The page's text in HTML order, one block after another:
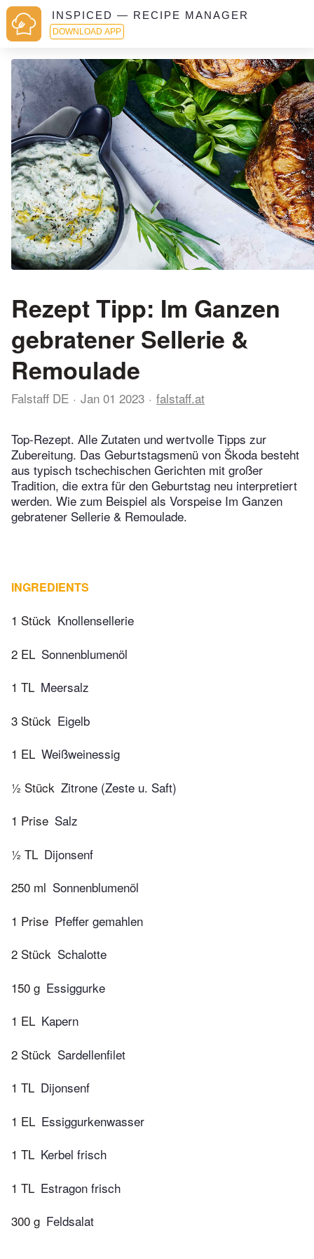
INSPICED — RECIPE MANAGER
DOWNLOAD APP
Rezept Tipp: Im Ganzen
gebratener Sellerie &
Remoulade
Falstaff DE Jan 01 2023 falstaff.at
Top-Rezept. Alle Zutaten und wertvolle Tipps zur
Zubereitung. Das Geburtstagsmenü von Škoda besteht
aus typisch tschechischen Gerichten mit großer
Tradition, die extra für den Geburtstag neu interpretiert
werden. Wie zum Beispiel als Vorspeise Im Ganzen
gebratener Sellerie & Remoulade.
INGREDIENTS
1 Stück Knollensellerie
2 EL Sonnenblumenöl
1 TL Meersalz
3 Stück Eigelb
1 EL Weißweinessig
½ Stück Zitrone (Zeste u. Saft)
1 Prise Salz
½ TL Dijonsenf
250 ml Sonnenblumenöl
1 Prise Pfeffer gemahlen
2 Stück Schalotte
150 g Essiggurke
1 EL Kapern
2 Stück Sardellenfilet
1 TL Dijonsenf
1 EL Essiggurkenwasser
1 TL Kerbel frisch
1 TL Estragon frisch
300 g Feldsalat